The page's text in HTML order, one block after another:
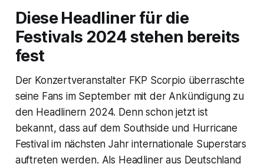
Diese Headliner für die
Festivals 2024 stehen bereits
fest
Der Konzertveranstalter FKP Scorpio überraschte
seine Fans im September mit der Ankündigung zu
den Headlinern 2024. Denn schon jetzt ist
bekannt, dass auf dem Southside und Hurricane
Festival im nächsten Jahr internationale Superstars
auftreten werden. Als Headliner aus Deutschland